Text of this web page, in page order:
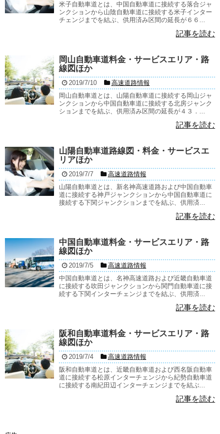
米子自動車道とは、中国自動車道に接続する落合ジャ
ンクションから山陰自動車道に接続する米子インター
チェンジまでを結ぶ、供用済み区間の延長が６６...
記事を読む
岡山自動車道料金・サービスエリア・路
線図ほか
2019/7/10
高速道路情報
岡山自動車道とは、山陽自動車道に接続する岡山ジャ
ンクションから中国自動車道に接続する北房ジャンク
ションまでを結ぶ、供用済み区間の延長が４３．...
記事を読む
山陽自動車道路線図・料金・サービスエ
リアほか
2019/7/7
高速道路情報
山陽自動車道とは、新名神高速道路および中国自動車
道に接続する神戸ジャンクションから中国自動車道に
接続する下関ジャンクションまでを結ぶ、供用済...
記事を読む
中国自動車道料金・サービスエリア・路
線図ほか
2019/7/5
高速道路情報
中国自動車道とは、名神高速道路および近畿自動車道
に接続する吹田ジャンクションから関門自動車道に接
続する下関インターチェンジまでを結ぶ、供用済...
記事を読む
阪和自動車道料金・サービスエリア・路
線図ほか
2019/7/4
高速道路情報
阪和自動車道とは、近畿自動車道および西名阪自動車
道に接続する松原インターチェンジから紀勢自動車道
に接続する南紀田辺インターチェンジまでを結ぶ...
記事を読む